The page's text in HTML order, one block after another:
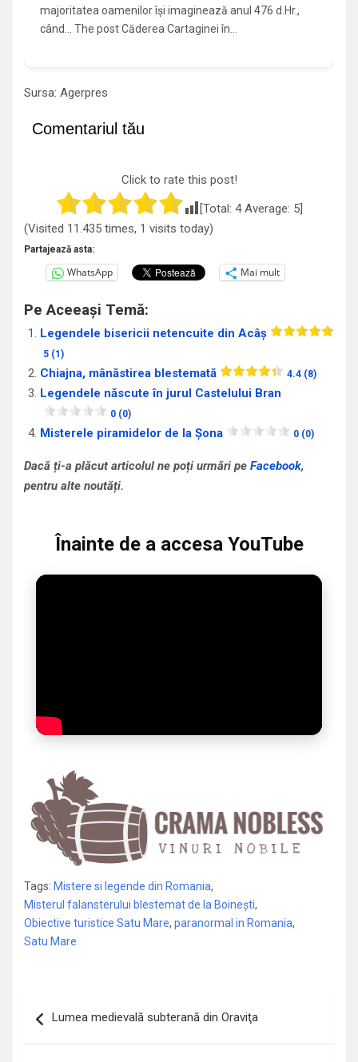
majoritatea oamenilor își imaginează anul 476 d.Hr.,
când... The post Căderea Cartaginei în…
Sursa: Agerpres
Comentariul tău
Click to rate this post!
[Total: 4Average: 5]
(Visited 11.435 times, 1 visits today)
Partajează asta:
WhatsApp Mai mult
Pe Aceeași Temă:
Legendele bisericii netencuite din Acâș
5 (1)
Chiajna, mânăstirea blestemată 4.4 (8)
Legendele născute în jurul Castelului Bran
0 (0)
Misterele piramidelor de la Șona 0 (0)
Dacă ți-a plăcut articolul ne poți urmări pe Facebook,
pentru alte noutăți.
Înainte de a accesa YouTube
Tags: Mistere si legende din Romania,
Misterul falansterului blestemat de la Boinești,
Obiective turistice Satu Mare, paranormal in Romania,
Satu Mare
în
Lumea medievală subterană din Oraviţa